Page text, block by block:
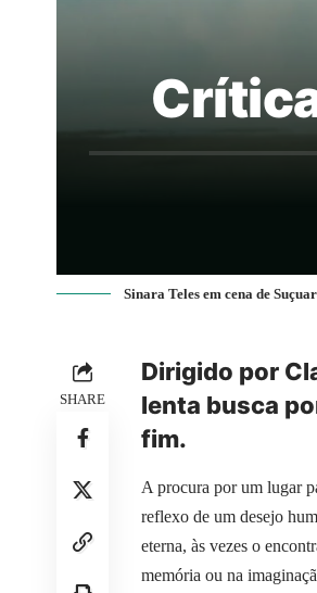
Sinara Teles em cena de
SHARE
Dirigido por
lenta busca
fim.
A procura por um lugar
reflexo de um desejo
eterna, às vezes o
memória ou na